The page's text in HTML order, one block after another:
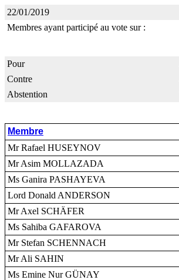
22/01/2019
Membres ayant participé au vote sur :
Pour
Contre
Abstention
Membre
Mr Rafael HUSEYNOV
Mr Asim MOLLAZADA
Ms Ganira PASHAYEVA
Lord Donald ANDERSON
Mr Axel SCHÄFER
Ms Sahiba GAFAROVA
Mr Stefan SCHENNACH
Mr Ali SAHIN
Ms Emine Nur GÜNAY